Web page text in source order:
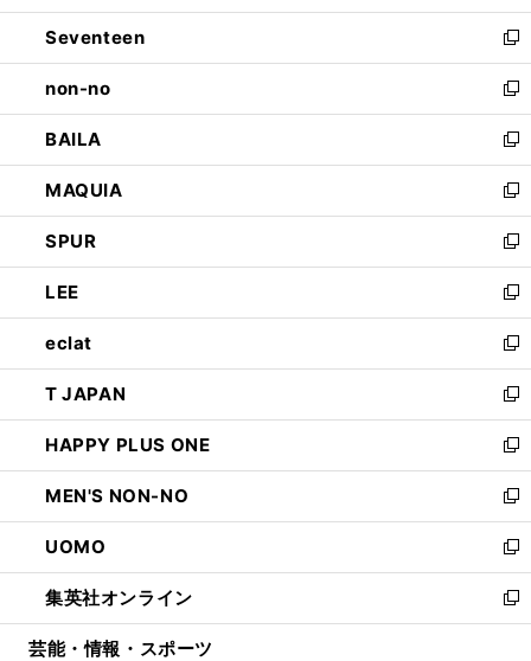
開
く
ウ
で
開
く
ン
ド
ウ
で
開
く
Seventeen
新
し
い
ウ
ィ
ン
ド
ウ
で
開
く
non-no
新
し
い
ウ
ィ
ン
ド
ウ
で
開
く
BAILA
新
し
い
ウ
ィ
ン
ド
ウ
で
開
く
MAQUIA
新
し
い
ウ
ィ
ン
ド
ウ
で
開
く
SPUR
新
し
い
ウ
ィ
ン
ド
ウ
で
開
く
LEE
新
し
い
ウ
ィ
ン
ド
ウ
で
開
く
eclat
新
し
い
ウ
ィ
ン
ド
ウ
で
開
く
T JAPAN
新
し
い
ウ
ィ
ン
ド
ウ
で
開
HAPPY PLUS ONE
新
し
い
ウ
ィ
ン
ド
ウ
MEN'S NON-NO
新
し
い
ウ
ィ
ン
UOMO
新
し
い
ウ
集英社オンライン
新
し
芸能・情報・スポーツ